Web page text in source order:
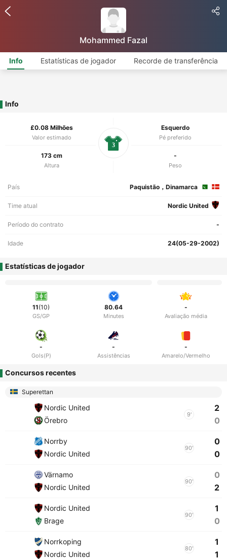
Mohammed Fazal
Info Estatísticas de jogador Recorde de transferência
Info
£0.08 Milhões
Valor estimado
Esquerdo
Pé preferido
173 cm
Altura
-
Peso
3
País Paquistão，Dinamarca
Time atual Nordic United
Período do contrato -
Idade 24(05-29-2002)
Estatísticas de jogador
11(10)
GS/GP
80.64
Minutes
-
Avaliação média
-
Gols(P)
-
Assistências
-
Amarelo/Vermelho
Concursos recentes
Superettan
Nordic United
Örebro
9'
2
0
Norrby
Nordic United
90'
0
0
Värnamo
Nordic United
90'
0
2
Nordic United
Brage
90'
1
0
Norrkoping
Nordic United
80'
1
1